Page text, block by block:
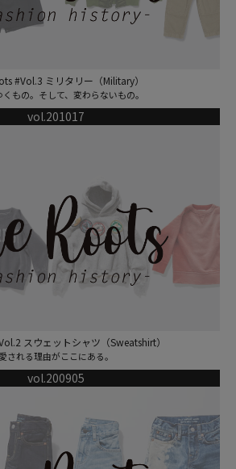
#Vol.3 ミリタリー（Military）
もの。そして、変わらないもの。
vol.201017
スウェットシャツ（Sweatshirt）
愛される理由がここにある。
vol.200905